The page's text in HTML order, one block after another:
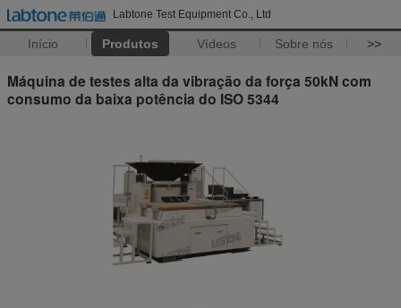
Labtone Test Equipment Co., Ltd
Início Produtos Vídeos Sobre nós >>
Máquina de testes alta da vibração da força 50kN com
consumo da baixa potência do ISO 5344